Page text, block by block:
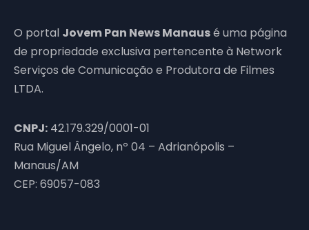
O portal Jovem Pan News Manausé uma página
de propriedade exclusiva pertencente à Network
Serviços de Comunicação e Produtora de Filmes
LTDA.
CNPJ: 42.179.329/0001-01
Rua Miguel Ângelo, nº 04 – Adrianópolis –
Manaus/AM
CEP: 69057-083